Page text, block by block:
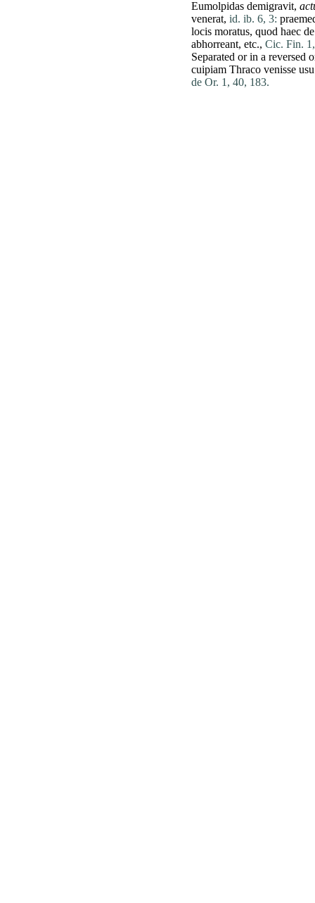
Eumolpidas demigravit,
venerat, id. ib. 6, 3:
locis moratus, quod haec de
abhorreant, etc., Cic. Fin.
Separated or in a reversed
cuipiam Thraco venisse usu
de Or. 1, 40, 183.